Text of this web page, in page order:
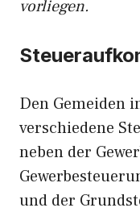
vorliegen.
Den Gemeiden
verschiedene
neben der
und der